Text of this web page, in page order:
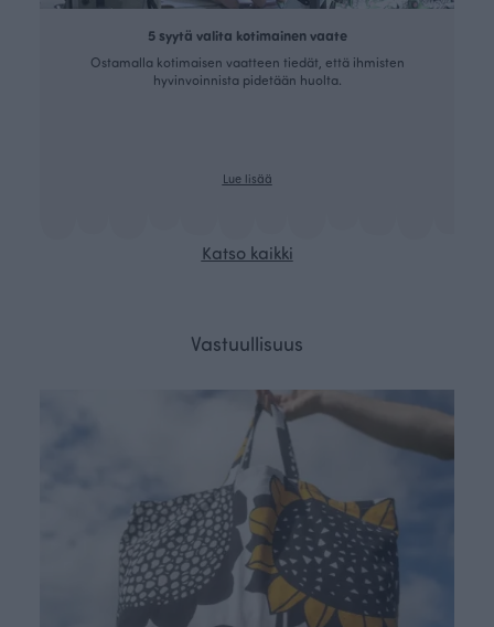
5 syytä valita kotimainen vaate
Ostamalla kotimaisen vaatteen tiedät, että ihmisten
hyvinvoinnista pidetään huolta.
Lue lisää
Katso kaikki
Vastuullisuus